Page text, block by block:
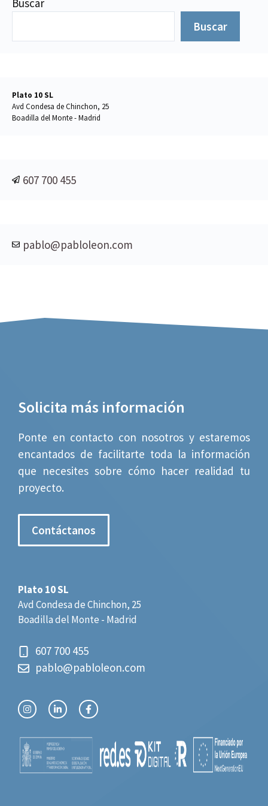
Buscar
Plato 10 SL
Avd Condesa de Chinchon, 25
Boadilla del Monte - Madrid
607 700 455
pablo@pabloleon.com
Solicita más información
Ponte en contacto con nosotros y estaremos
encantados de facilitarte toda la información
que necesites sobre cómo hacer realidad tu
proyecto.
Contáctanos
Plato 10 SL
Avd Condesa de Chinchon, 25
Boadilla del Monte - Madrid
607 700 455
pablo@pabloleon.com